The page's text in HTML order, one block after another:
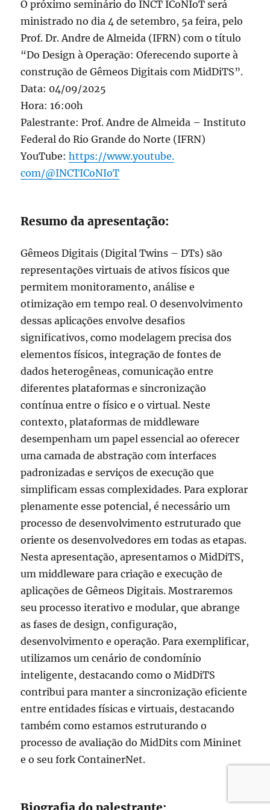
O próximo seminário do INCT ICoNIoT será
ministrado no dia 4 de setembro, 5a feira, pelo
Prof. Dr. Andre de Almeida (IFRN) com o título
“Do Design à Operação: Oferecendo suporte à
construção de Gêmeos Digitais com MidDiTS”.
Data: 04/09/2025
Hora: 16:00h
Palestrante: Prof. Andre de Almeida – Instituto
Federal do Rio Grande do Norte (IFRN)
YouTube:https://www.youtube.
com/@INCTICoNIoT
Resumo da apresentação:
Gêmeos Digitais (Digital Twins – DTs) são
representações virtuais de ativos físicos que
permitem monitoramento, análise e
otimização em tempo real. O desenvolvimento
dessas aplicações envolve desafios
significativos, como modelagem precisa dos
elementos físicos, integração de fontes de
dados heterogêneas, comunicação entre
diferentes plataformas e sincronização
contínua entre o físico e o virtual. Neste
contexto, plataformas de middleware
desempenham um papel essencial ao oferecer
uma camada de abstração com interfaces
padronizadas e serviços de execução que
simplificam essas complexidades. Para explorar
plenamente esse potencial, é necessário um
processo de desenvolvimento estruturado que
oriente os desenvolvedores em todas as etapas.
Nesta apresentação, apresentamos o MidDiTS,
um middleware para criação e execução de
aplicações de Gêmeos Digitais. Mostraremos
seu processo iterativo e modular, que abrange
as fases de design, configuração,
desenvolvimento e operação. Para exemplificar,
utilizamos um cenário de condomínio
inteligente, destacando como o MidDiTS
contribui para manter a sincronização eficiente
entre entidades físicas e virtuais, destacando
também como estamos estruturando o
processo de avaliação do MidDits com Mininet
e o seu fork ContainerNet.